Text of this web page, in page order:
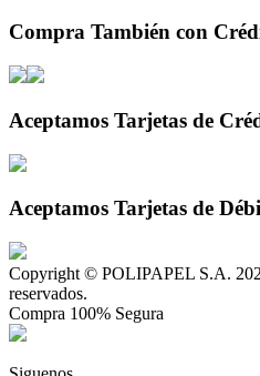
Compra También con
Aceptamos Tarjetas de
Aceptamos Tarjetas de
Copyright © POLIPAPEL S.A.
reservados.
Compra 100% Segura